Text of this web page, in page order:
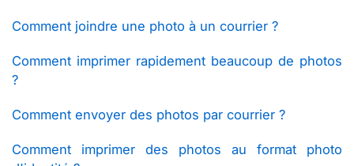
Comment joindre une photo à un courrier ?
Comment imprimer rapidement beaucoup de photos
?
Comment envoyer des photos par courrier ?
Comment imprimer des photos au format photo